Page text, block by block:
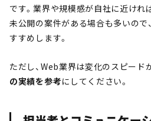
です。業界や規模感が自社に近けれ
未公開の案件がある場合も多いので
すすめします。
ただし、Web業界は変化のスピード
の実績を参考にしてください。